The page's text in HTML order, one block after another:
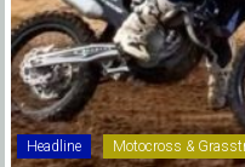
Headline Motocross &